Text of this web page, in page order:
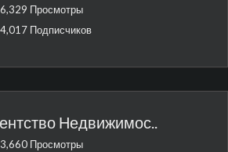
6,329 Просмотры
4,017 Подписчиков
Недвижимос..
3,660 Просмотры